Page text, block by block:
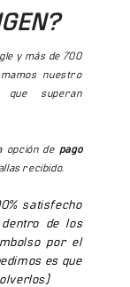
y más de 700
nuestro
que superan
opción de pago
recibido.
satisfecho
de los
por el
es que